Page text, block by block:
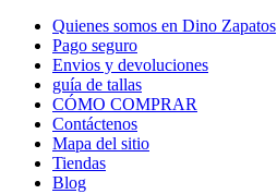
Quienes somos en Dino Zapatos
Pago seguro
Envios y devoluciones
guía de tallas
CÓMO COMPRAR
Contáctenos
Mapa del sitio
Tiendas
Blog